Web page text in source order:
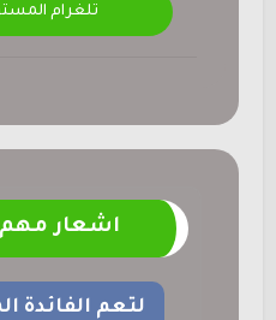
تلغرام
اشعار مهم
لتعم الفائدة